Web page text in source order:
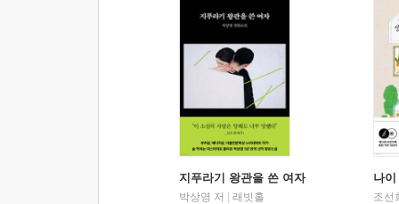
지푸라기 왕관을 쓴 여자
박상영 저
래빗홀
나
조선